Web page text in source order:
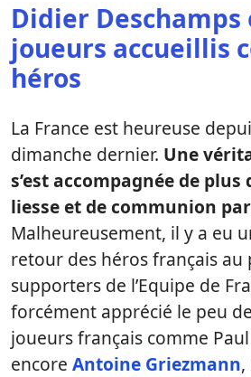
Didier Deschamps
joueurs accueillis
héros
La France est heureuse
dimanche dernier. Une
s’est accompagnée de plus
liesse et de communion
Malheureusement, il y a eu
retour des héros français au
supporters de l’Equipe de
forcément apprécié le peu
joueurs français comme
encore Antoine Griezmann